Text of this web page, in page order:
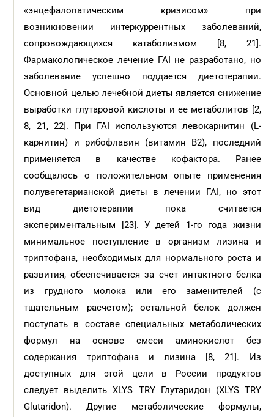
«энцефалопатическим кризисом» при
возникновении интеркуррентных заболеваний,
сопровождающихся катаболизмом [8, 21].
Фармакологическое лечение ГАI не разработано, но
заболевание успешно поддается диетотерапии.
Основной целью лечебной диеты является снижение
выработки глутаровой кислоты и ее метаболитов [2,
8, 21, 22]. При ГАI используются левокарнитин (L-
карнитин) и рибофлавин (витамин В2), последний
применяется в качестве кофактора. Ранее
сообщалось о положительном опыте применения
полувегетарианской диеты в лечении ГАI, но этот
вид диетотерапии пока считается
экспериментальным [23]. У детей 1-го года жизни
минимальное поступление в организм лизина и
триптофана, необходимых для нормального роста и
развития, обеспечивается за счет интактного белка
из грудного молока или его заменителей (с
тщательным расчетом); остальной белок должен
поступать в составе специальных метаболических
формул на основе смеси аминокислот без
содержания триптофана и лизина [8, 21]. Из
доступных для этой цели в России продуктов
следует выделить ХLYS TRY Глутаридон (ХLYS TRY
Glutaridon). Другие метаболические формулы,